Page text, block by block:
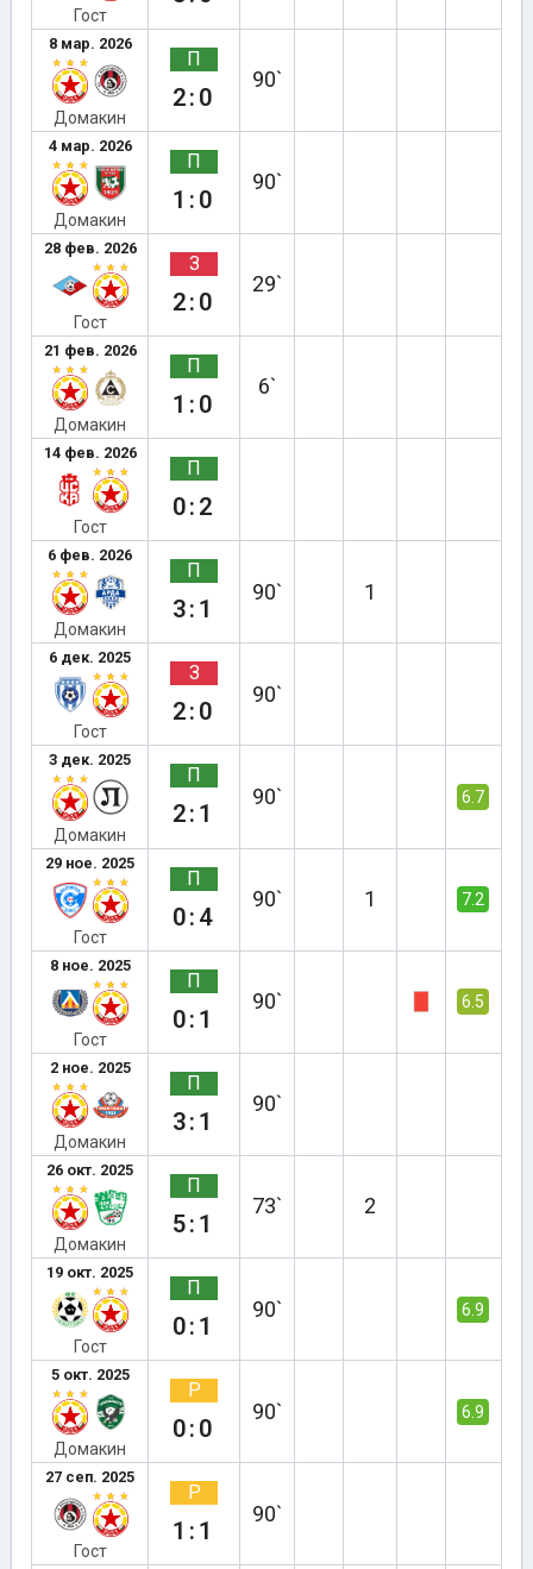
Гост
8 мар. 2026
Домакин
П
2:0
90`
4 мар. 2026
Домакин
П
1:0
90`
28 фев. 2026
Гост
З
2:0
29`
21 фев. 2026
Домакин
П
1:0
6`
14 фев. 2026
Гост
П
0:2
6 фев. 2026
Домакин
П
3:1
90` 1
6 дек. 2025
Гост
З
2:0
90`
3 дек. 2025
Домакин
П
2:1
90` 6.7
29 ное. 2025
Гост
П
0:4
90` 1 7.2
8 ное. 2025
Гост
П
0:1
90` 6.5
2 ное. 2025
Домакин
П
3:1
90`
26 окт. 2025
Домакин
П
5:1
73` 2
19 окт. 2025
Гост
П
0:1
90` 6.9
5 окт. 2025
Домакин
Р
0:0
90` 6.9
27 сеп. 2025
Гост
Р
1:1
90`